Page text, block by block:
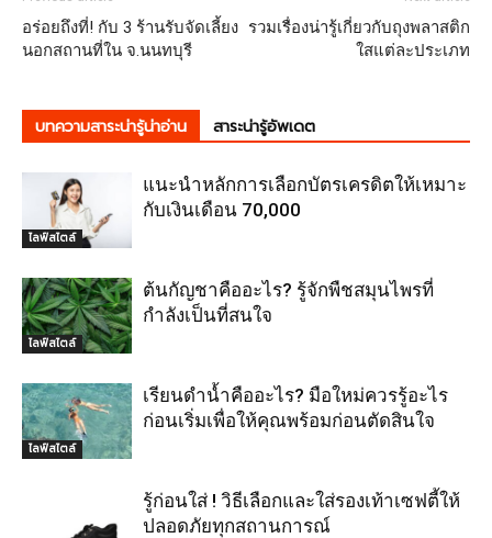
อร่อยถึงที่! กับ 3 ร้านรับจัดเลี้ยง
นอกสถานที่ใน จ.นนทบุรี
รวมเรื่องน่ารู้เกี่ยวกับถุงพลาสติก
ใสแต่ละประเภท
บทความสาระน่ารู้น่าอ่าน สาระน่ารู้อัพเดต
ไลฟ์สไตล์
แนะนำหลักการเลือกบัตรเครดิตให้เหมาะ
กับเงินเดือน 70,000
ไลฟ์สไตล์
ต้นกัญชาคืออะไร? รู้จักพืชสมุนไพรที่
กำลังเป็นที่สนใจ
ไลฟ์สไตล์
เรียนดำน้ำคืออะไร? มือใหม่ควรรู้อะไร
ก่อนเริ่มเพื่อให้คุณพร้อมก่อนตัดสินใจ
รู้ก่อนใส่ ! วิธีเลือกและใส่รองเท้าเซฟตี้ให้
ปลอดภัยทุกสถานการณ์